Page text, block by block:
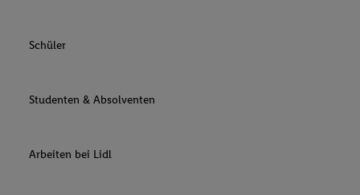
Schüler
Studenten & Absolventen
Arbeiten bei Lidl